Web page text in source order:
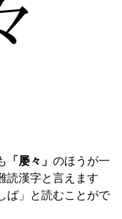
「屡々」 のほうが一
読漢字と言えます
ば」と読むことがで